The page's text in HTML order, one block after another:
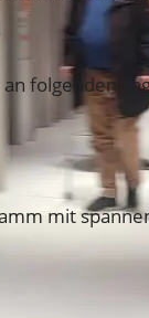
folgenden
mit